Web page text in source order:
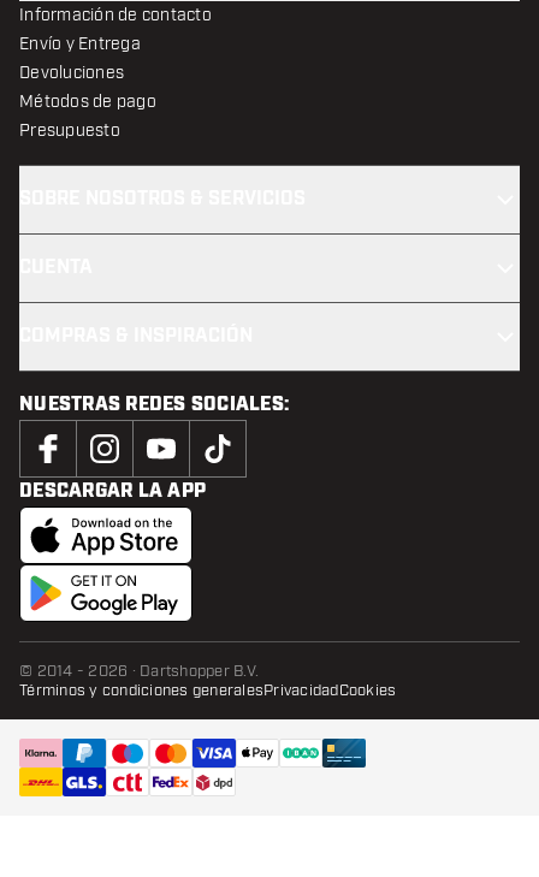
Información de contacto
Envío y Entrega
Devoluciones
Métodos de pago
Presupuesto
NUESTRAS REDES SOCIALES:
DESCARGAR LA APP
© 2014 - 2026 · Dartshopper B.V.
Términos y condiciones generalesPrivacidadCookies